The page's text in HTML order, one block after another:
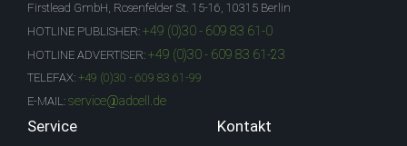
Firstlead GmbH, Rosenfelder St. 15-16, 10315 Berlin
HOTLINE PUBLISHER: +49 (0)30 - 609 83 61-0
HOTLINE ADVERTISER: +49 (0)30 - 609 83 61-23
TELEFAX: +49 (0)30 - 609 83 61-99
E-MAIL: service@adcell.de
Service Kontakt